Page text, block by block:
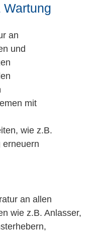
Wartung
an
und
mit
wie z.B.
erneuern
an allen
wie z.B. Anlasser,